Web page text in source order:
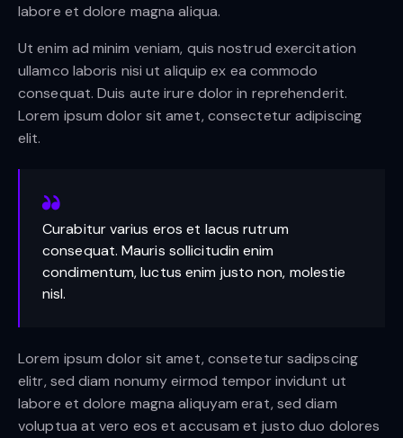
labore et dolore magna aliqua.
Ut enim ad minim veniam, quis nostrud exercitation
ullamco laboris nisi ut aliquip ex ea commodo
consequat. Duis aute irure dolor in reprehenderit.
Lorem ipsum dolor sit amet, consectetur adipiscing
elit.
Curabitur varius eros et lacus rutrum
consequat. Mauris sollicitudin enim
condimentum, luctus enim justo non, molestie
nisl.
Lorem ipsum dolor sit amet, consetetur sadipscing
elitr, sed diam nonumy eirmod tempor invidunt ut
labore et dolore magna aliquyam erat, sed diam
voluptua at vero eos et accusam et justo duo dolores